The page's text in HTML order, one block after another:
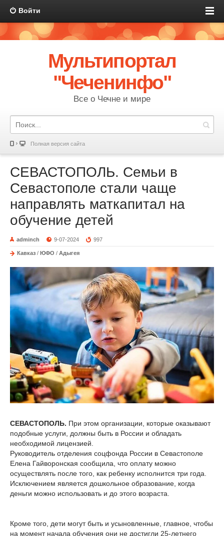
Войти
Мультипортал
"Чеченинфо"
Все о Чечне и мире
Полная версия сайта
СЕВАСТОПОЛЬ. Семьи в
Севастополе стали чаще
направлять маткапитал на
обучение детей
adminch 9-07-2024 997
Кавказ / ЮФО / Адыгея
СЕВАСТОПОЛЬ. При этом организации, которые оказывают
подобные услуги, должны быть в России и обладать
необходимой лицензией.
Руководитель отделения соцфонда России в Севастополе
Елена Гайворонская сообщила, что оплату можно
осуществлять после того, как ребенку исполнится три года.
Исключением является дошкольное образование, когда
деньги можно использовать и до этого возраста.
Кроме того, дети могут быть и усыновленные, главное, чтобы
на момент начала обучения они не достигли 25-летнего